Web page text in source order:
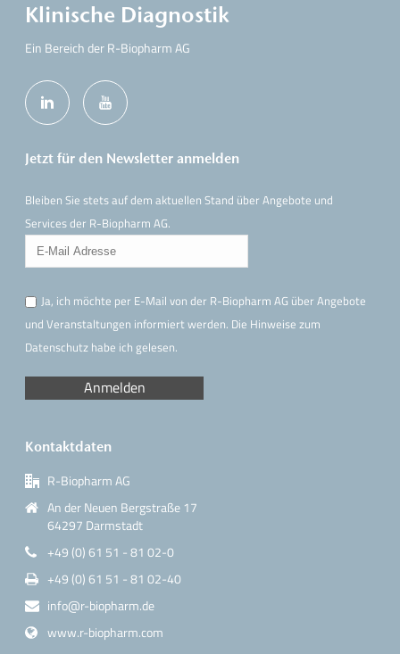
Klinische Diagnostik
Ein Bereich der R-Biopharm AG
Jetzt für den Newsletter anmelden
Bleiben Sie stets auf dem aktuellen Stand über Angebote und
Services der R-Biopharm AG.
Ja, ich möchte per E-Mail von der R-Biopharm AG über Angebote
und Veranstaltungen informiert werden. Die Hinweisezum
Datenschutz habe ich gelesen.
Kontaktdaten
R-Biopharm AG
An der Neuen Bergstraße 17
64297 Darmstadt
+49 (0) 61 51 - 81 02-0
+49 (0) 61 51 - 81 02-40
info@r-biopharm.de
www.r-biopharm.com